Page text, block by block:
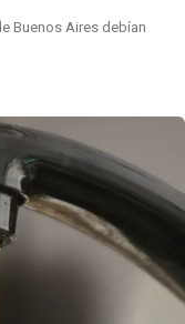
Buenos Aires debían